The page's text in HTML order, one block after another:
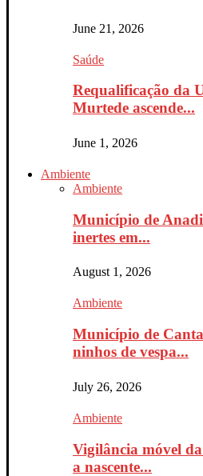
June 21, 2026
Saúde
Requalificação da
Murtede ascende...
June 1, 2026
Ambiente
Ambiente
Município de
inertes em...
August 1, 2026
Ambiente
Município de
ninhos de vespa...
July 26, 2026
Ambiente
Vigilância móvel
a nascente...